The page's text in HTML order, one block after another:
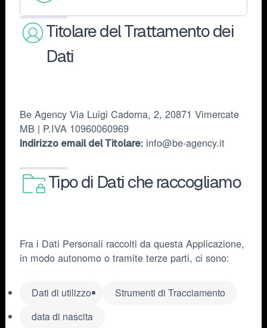
Titolare del Trattamento dei
Dati
Be Agency Via Luigi Cadorna, 2, 20871 Vimercate
MB | P.IVA 10960060969
Indirizzo email del Titolare:info@be-agency.it
Tipo di Dati che raccogliamo
Fra i Dati Personali raccolti da questa Applicazione,
in modo autonomo o tramite terze parti, ci sono:
Dati di utilizzo
Strumenti di Tracciamento
data di nascita